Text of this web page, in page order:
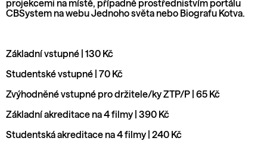
projekcemi na místě, případně prostřednistvím portálu
CBSystem na webu Jednoho světa nebo Biografu Kotva.
Základní vstupné | 130 Kč
Studentské vstupné | 70 Kč
Zvýhodněné vstupné pro držitele/ky ZTP/P | 65 Kč
Základní akreditace na 4 filmy | 390 Kč
Studentská akreditace na 4 filmy | 240 Kč